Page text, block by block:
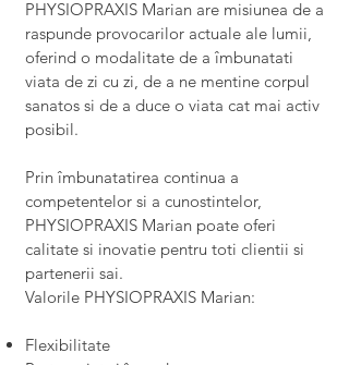
PHYSIOPRAXIS Marian are misiunea de a
raspunde provocarilor actuale ale lumii,
oferind o modalitate de a îmbunatati
viata de zi cu zi, de a ne mentine corpul
sanatos si de a duce o viata cat mai activ
posibil.
Prin îmbunatatirea continua a
competentelor si a cunostintelor,
PHYSIOPRAXIS Marian poate oferi
calitate si inovatie pentru toti clientii si
partenerii sai.
Valorile PHYSIOPRAXIS Marian:
Flexibilitate